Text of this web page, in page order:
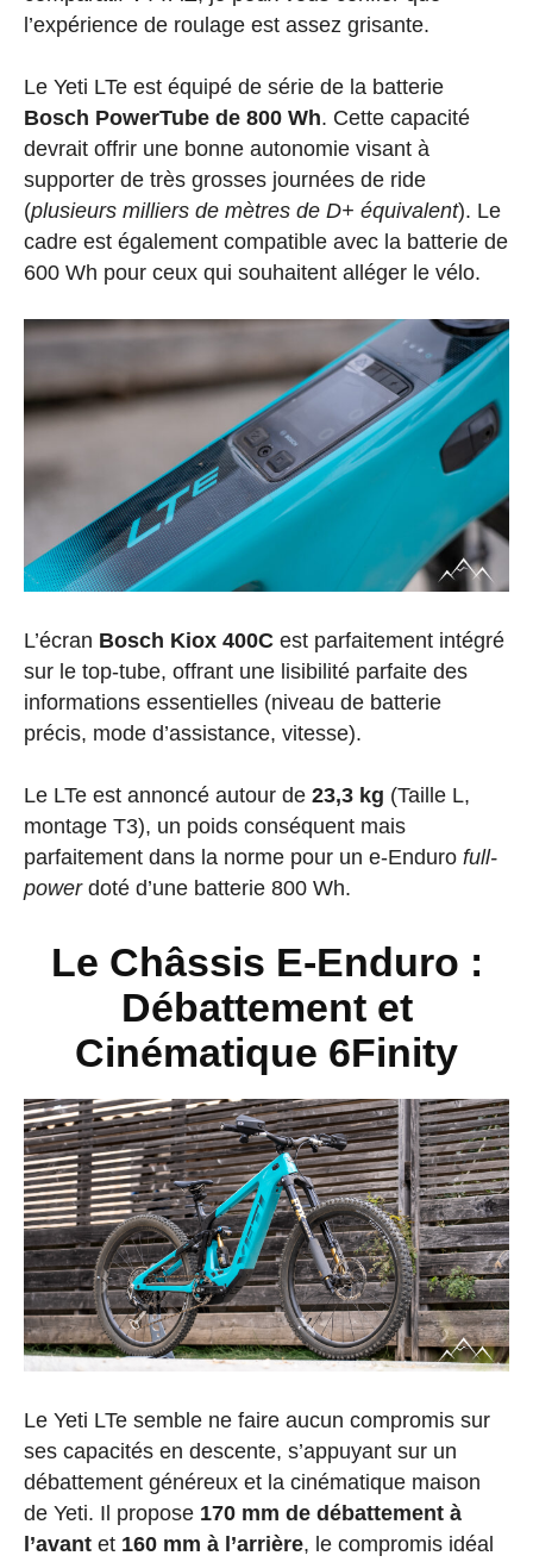
l’expérience de roulage est assez grisante.
Le Yeti LTe est équipé de série de la batterie
Bosch PowerTube de 800 Wh. Cette capacité
devrait offrir une bonne autonomie visant à
supporter de très grosses journées de ride
(plusieurs milliers de mètres de D+ équivalent). Le
cadre est également compatible avec la batterie de
600 Wh pour ceux qui souhaitent alléger le vélo.
L’écran Bosch Kiox 400C est parfaitement intégré
sur le top-tube, offrant une lisibilité parfaite des
informations essentielles (niveau de batterie
précis, mode d’assistance, vitesse).
Le LTe est annoncé autour de 23,3 kg (Taille L,
montage T3), un poids conséquent mais
parfaitement dans la norme pour un e-Enduro full-
powerdoté d’une batterie 800 Wh.
Le Châssis E-Enduro :
Débattement et
Cinématique 6Finity
Le Yeti LTe semble ne faire aucun compromis sur
ses capacités en descente, s’appuyant sur un
débattement généreux et la cinématique maison
de Yeti. Il propose 170 mm de débattement à
l’avant et 160 mm à l’arrière, le compromis idéal